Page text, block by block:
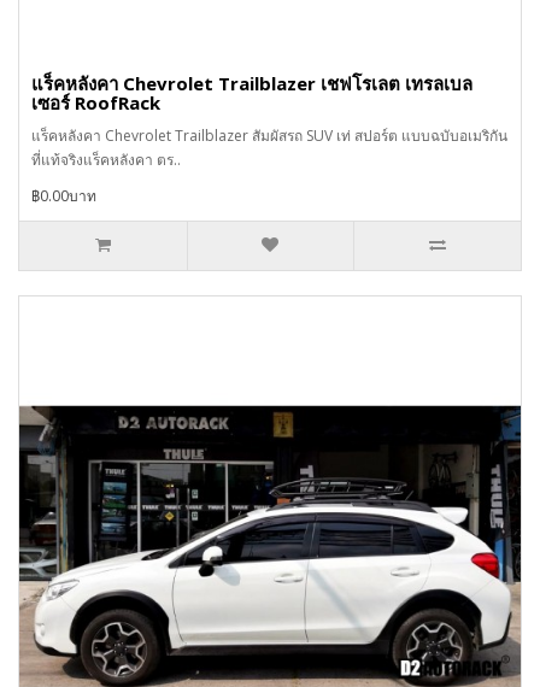
แร็คหลังคา Chevrolet Trailblazer เชฟโรเลต เทรลเบล
เซอร์ RoofRack
แร็คหลังคา Chevrolet Trailblazer สัมผัสรถ SUV เท่ สปอร์ต แบบฉบับอเมริกัน
ที่แท้จริงแร็คหลังคา ตร..
฿0.00บาท